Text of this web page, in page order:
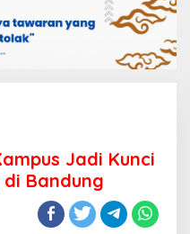
Jadi Kunci
Bandung